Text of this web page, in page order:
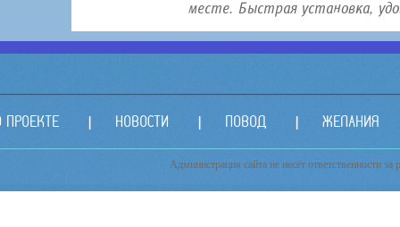
месте. Быстрая установка,
ПРОЕКТЕ НОВОСТИ ПОВОД ЖЕЛАНИЯ
Администрация сайта не несёт ответственности